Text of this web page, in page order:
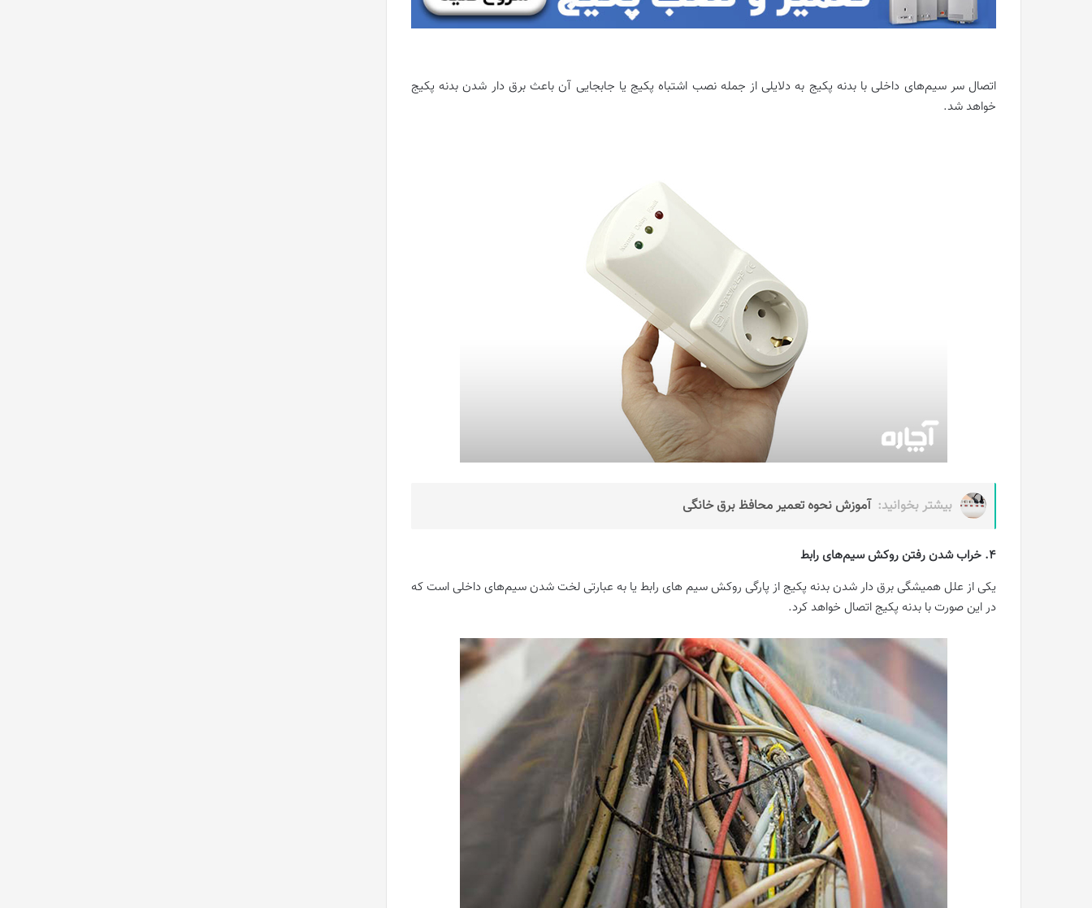
اتصال سر سیم‌های داخلی با بدنه پکیج به دلایلی از جمله نصب اشتباه پکیج یا جابجایی آن باعث برق دار شدن بدنه پکیج
خواهد شد.
بیشتر بخوانید: آموزش نحوه تعمیر محافظ برق خانگی
4. خراب شدن رفتن روکش سیم‌های رابط
یکی از علل همیشگی برق دار شدن بدنه پکیج از پارگی روکش سیم های رابط یا به عبارتی لخت شدن سیم‌های داخلی است که
در این صورت با بدنه پکیج اتصال خواهد کرد.